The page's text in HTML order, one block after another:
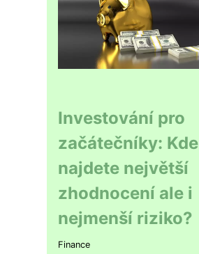
Investování pro
začátečníky: Kde
najdete největší
zhodnocení ale i
nejmenší riziko?
Finance